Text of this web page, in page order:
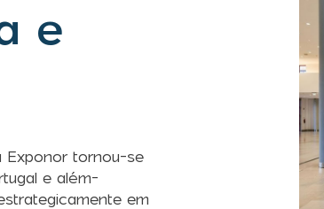
e
Exponor tornou-se
e além-
em